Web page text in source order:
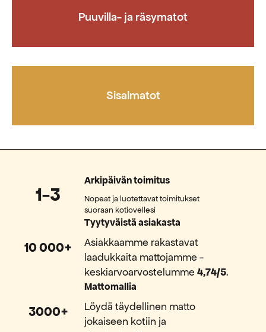
Puuvilla- ja räsymatot
Sisalmatot
1-3
Arkipäivän toimitus
Nopeat ja luotettavat toimitukset
suoraan kotiovellesi
10 000+
Tyytyväistä asiakasta
Asiakkaamme rakastavat
laadukkaita mattojamme -
keskiarvoarvostelumme4,74/5.
3000+
Mattomallia
Löydä täydellinen matto
jokaiseen kotiin ja